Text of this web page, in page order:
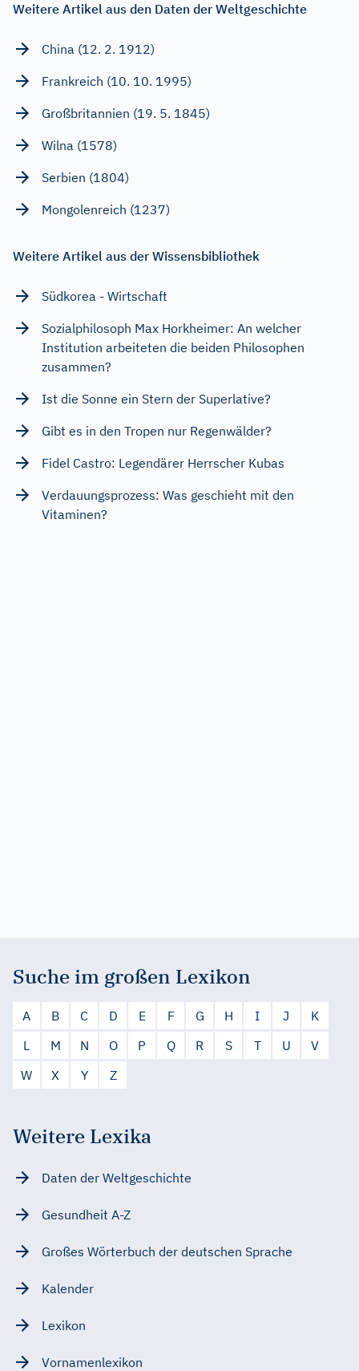
Weitere Artikel aus den Daten der Weltgeschichte
China (12. 2. 1912)
Frankreich (10. 10. 1995)
Großbritannien (19. 5. 1845)
Wilna (1578)
Serbien (1804)
Mongolenreich (1237)
Weitere Artikel aus der Wissensbibliothek
Südkorea - Wirtschaft
Sozialphilosoph Max Horkheimer: An welcher
Institution arbeiteten die beiden Philosophen
zusammen?
Ist die Sonne ein Stern der Superlative?
Gibt es in den Tropen nur Regenwälder?
Fidel Castro: Legendärer Herrscher Kubas
Verdauungsprozess: Was geschieht mit den
Vitaminen?
Suche im großen Lexikon
A B C D E F G H I J
K
L
M N O P Q R S T U
V
W
X Y Z
Weitere Lexika
Daten der Weltgeschichte
Gesundheit A-Z
Großes Wörterbuch der deutschen Sprache
Kalender
Lexikon
Vornamenlexikon